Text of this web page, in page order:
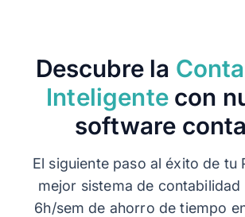
Descubre la
Inteligentecon
software
El siguiente paso al éxito de tu
mejor sistema de contabilidad
6h/sem de ahorro de tiempo